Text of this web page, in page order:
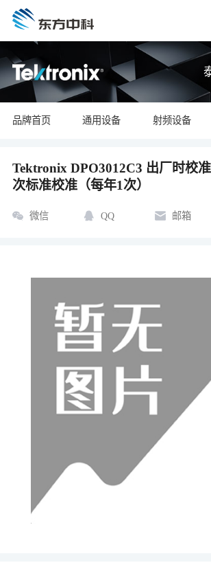
品牌首页 通用设备 射频设备
Tektronix DPO3012C3 出厂时校
次标准校准（每年1次）
微信 QQ 邮箱